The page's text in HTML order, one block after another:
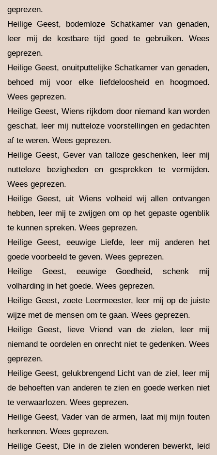
geprezen.
Heilige Geest, bodemloze Schatkamer van genaden,
leer mij de kostbare tijd goed te gebruiken. Wees
geprezen.
Heilige Geest, onuitputtelijke Schatkamer van genaden,
behoed mij voor elke liefdeloosheid en hoogmoed.
Wees geprezen.
Heilige Geest, Wiens rijkdom door niemand kan worden
geschat, leer mij nutteloze voorstellingen en gedachten
af te weren. Wees geprezen.
Heilige Geest, Gever van talloze geschenken, leer mij
nutteloze bezigheden en gesprekken te vermijden.
Wees geprezen.
Heilige Geest, uit Wiens volheid wij allen ontvangen
hebben, leer mij te zwijgen om op het gepaste ogenblik
te kunnen spreken. Wees geprezen.
Heilige Geest, eeuwige Liefde, leer mij anderen het
goede voorbeeld te geven. Wees geprezen.
Heilige Geest, eeuwige Goedheid, schenk mij
volharding in het goede. Wees geprezen.
Heilige Geest, zoete Leermeester, leer mij op de juiste
wijze met de mensen om te gaan. Wees geprezen.
Heilige Geest, lieve Vriend van de zielen, leer mij
niemand te oordelen en onrecht niet te gedenken. Wees
geprezen.
Heilige Geest, gelukbrengend Licht van de ziel, leer mij
de behoeften van anderen te zien en goede werken niet
te verwaarlozen. Wees geprezen.
Heilige Geest, Vader van de armen, laat mij mijn fouten
herkennen. Wees geprezen.
Heilige Geest, Die in de zielen wonderen bewerkt, leid